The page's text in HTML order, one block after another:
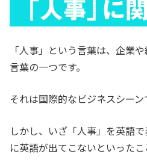
「人事」という言葉は、企業
言葉の一つです。
それは国際的なビジネスシーン
しかし、いざ「人事」を英語
に英語が出てこないといったこ